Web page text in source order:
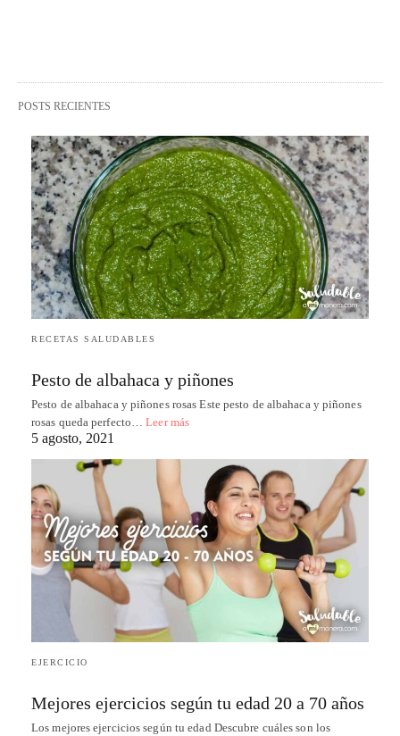
POSTS RECIENTES
RECETAS SALUDABLES
Pesto de albahaca y piñones
Pesto de albahaca y piñones rosas Este pesto de albahaca y piñones
rosas queda perfecto…Leer más
5 agosto, 2021
EJERCICIO
Mejores ejercicios según tu edad 20 a 70 años
Los mejores ejercicios según tu edad Descubre cuáles son los